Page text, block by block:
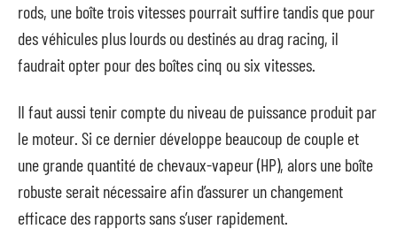
rods, une boîte trois vitesses pourrait suffire tandis que pour
des véhicules plus lourds ou destinés au drag racing, il
faudrait opter pour des boîtes cinq ou six vitesses.
Il faut aussi tenir compte du niveau de puissance produit par
le moteur. Si ce dernier développe beaucoup de couple et
une grande quantité de chevaux-vapeur (HP), alors une boîte
robuste serait nécessaire afin d’assurer un changement
efficace des rapports sans s’user rapidement.